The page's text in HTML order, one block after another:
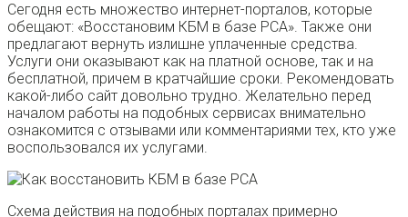
Сегодня есть множество интернет-порталов, которые
обещают: «Восстановим КБМ в базе РСА». Также они
предлагают вернуть излишне уплаченные средства.
Услуги они оказывают как на платной основе, так и на
бесплатной, причем в кратчайшие сроки. Рекомендовать
какой-либо сайт довольно трудно. Желательно перед
началом работы на подобных сервисах внимательно
ознакомится с отзывами или комментариями тех, кто уже
воспользовался их услугами.
Схема действия на подобных порталах примерно